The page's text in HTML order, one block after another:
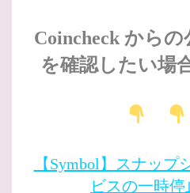
Coincheck から
を確認したい場
【Symbol】スナッ
ビスの一時